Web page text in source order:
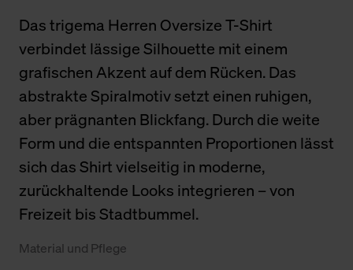
Das trigema Herren Oversize T-Shirt
verbindet lässige Silhouette mit einem
grafischen Akzent auf dem Rücken. Das
abstrakte Spiralmotiv setzt einen ruhigen,
aber prägnanten Blickfang. Durch die weite
Form und die entspannten Proportionen lässt
sich das Shirt vielseitig in moderne,
zurückhaltende Looks integrieren – von
Freizeit bis Stadtbummel.
Material und Pflege